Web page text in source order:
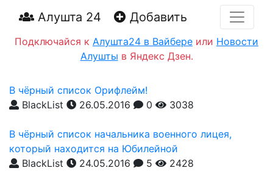
Алушта 24 Добавить
Подключайся к Алушта24 в Вайбере или Новости
Алушты в Яндекс Дзен.
В чёрный список Орифлейм!
BlackList
26.05.2016 0 3038
В чёрный список начальника военного лицея,
который находится на Юбилейной
BlackList
24.05.2016 5 2428